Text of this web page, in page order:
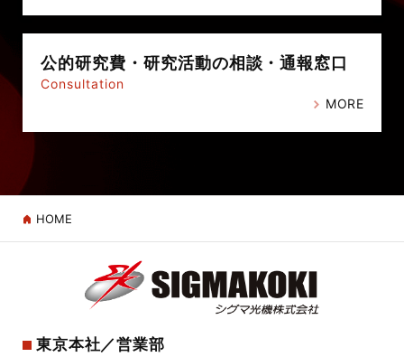
公的研究費・ 研究活動の相談・通報窓口
Consultation
MORE
HOME
東京本社／営業部